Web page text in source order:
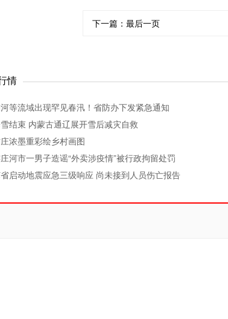
下一篇： 最后一页
情
等流域出现罕见春汛！省防办下发紧急通知
结束 内蒙古通辽展开雪后减灾自救
浓墨重彩绘乡村画图
河市一男子造谣“外卖涉疫情”被行政拘留处罚
启动地震应急三级响应 尚未接到人员伤亡报告